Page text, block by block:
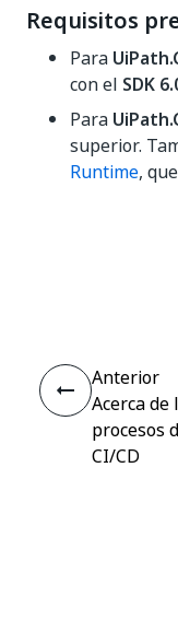
Requisitos
Para
con el SDK
Para
superior.
Runtime,
Anterior
Acerca de
procesos
CI/CD